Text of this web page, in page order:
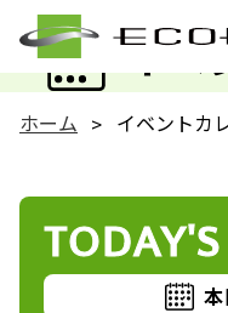
イベ
ホーム イベントカ
本